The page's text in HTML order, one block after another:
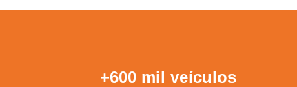
+600 mil veículos